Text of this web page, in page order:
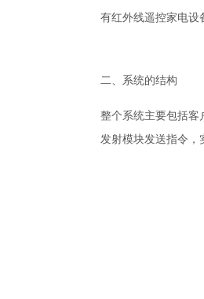
有红外线遥控家电设
二、系统的结构
整个系统主要包括客
发射模块发送指令，